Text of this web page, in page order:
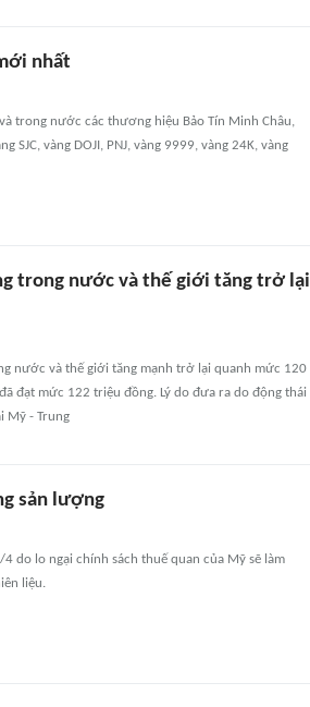
nhất
trong nước các thương hiệu Bảo Tín Minh Châu,
SJC, vàng DOJI, PNJ, vàng 9999, vàng 24K, vàng
trong nước và thế giới tăng trở lại
nước và thế giới tăng mạnh trở lại quanh mức 120
đạt mức 122 triệu đồng. Lý do đưa ra do động thái
Mỹ - Trung
sản lượng
do lo ngại chính sách thuế quan của Mỹ sẽ làm
liệu.